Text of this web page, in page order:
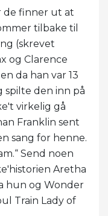
de finner ut at
tilbake til
(skrevet
og Clarence
da han var 13
spilte den inn på
virkelig gå
Franklin sent
sang for henne.
Send noen
Aretha
hun og Wonder
Train Lady of